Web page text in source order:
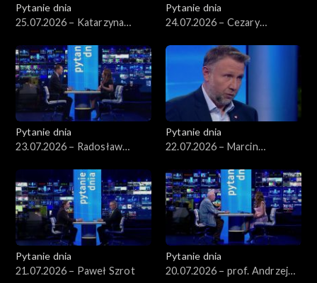
Pytanie dnia
25.07.2026 – Katarzyna
Pytanie dnia
24.07.2026 – Cezary
Pytanie dnia
23.07.2026 – Radosław
Pytanie dnia
22.07.2026 – Marcin
Pytanie dnia
21.07.2026 – Paweł Szrot
Pytanie dnia
20.07.2026 – prof. Andrzej